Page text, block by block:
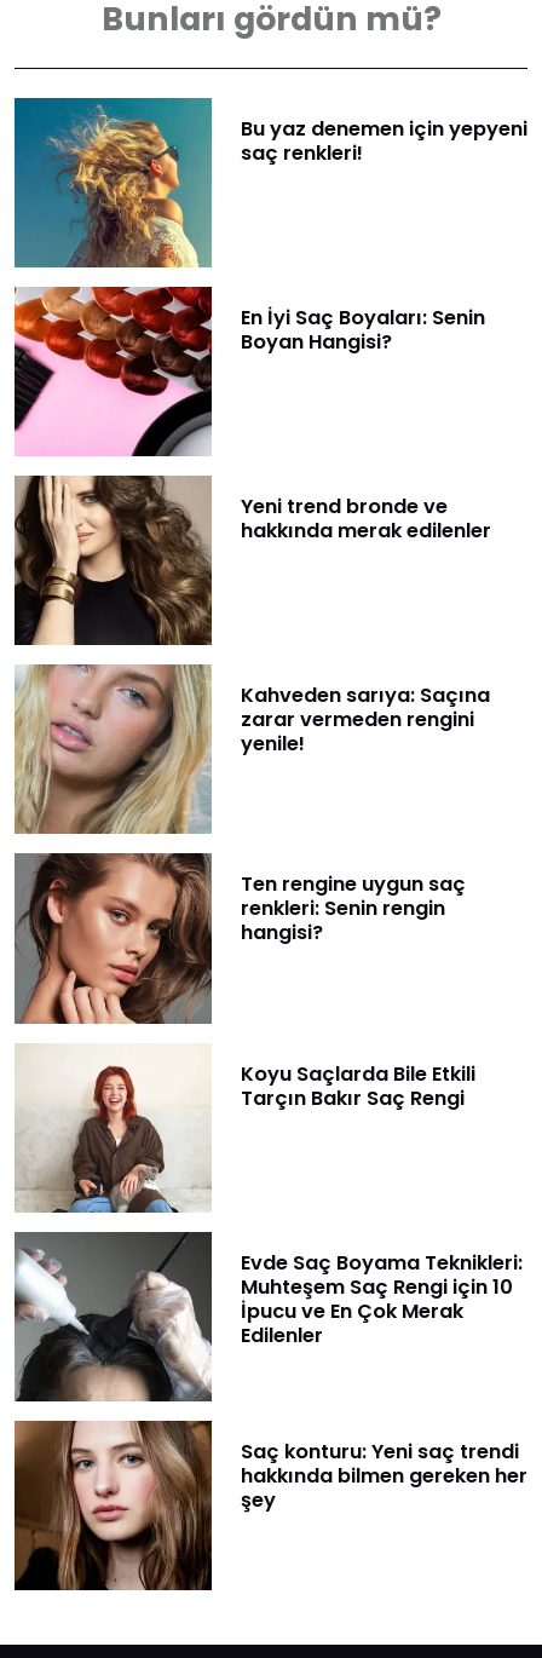
Bunları gördün mü?
​Bu yaz denemen için yepyeni
saç renkleri!
​En İyi Saç Boyaları: Senin
Boyan Hangisi?
Yeni trend bronde ve
hakkında merak edilenler
Kahveden sarıya: Saçına
zarar vermeden rengini
yenile!
Ten rengine uygun saç
renkleri: Senin rengin
hangisi?
Koyu Saçlarda Bile Etkili
Tarçın Bakır Saç Rengi
Evde Saç Boyama Teknikleri:
Muhteşem Saç Rengi için 10
İpucu ve En Çok Merak
Edilenler
Saç konturu: Yeni saç trendi
hakkında bilmen gereken her
şey